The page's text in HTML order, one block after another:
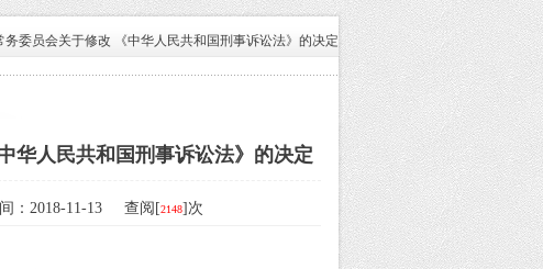
委员会关于修改 《中华人民共和国刑事诉讼法》的决定
华人民共和国刑事诉讼法》的决定
2018-11-13 查阅[2148]次